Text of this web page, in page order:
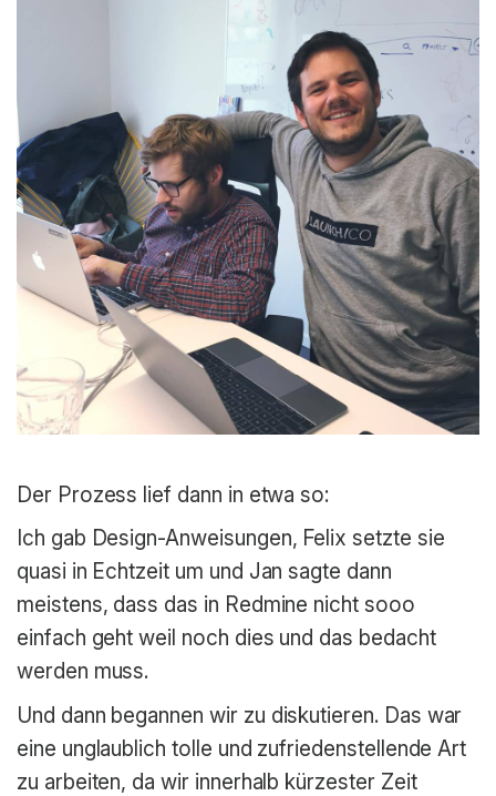
Der Prozess lief dann in etwa so:
Ich gab Design-Anweisungen, Felix setzte sie
quasi in Echtzeit um und Jan sagte dann
meistens, dass das in Redmine nicht sooo
einfach geht weil noch dies und das bedacht
werden muss.
Und dann begannen wir zu diskutieren. Das war
eine unglaublich tolle und zufriedenstellende Art
zu arbeiten, da wir innerhalb kürzester Zeit